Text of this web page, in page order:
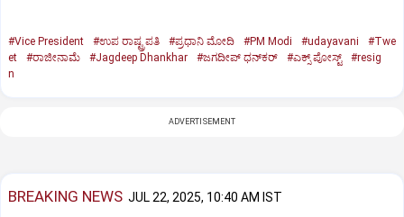
#Vice President #ಉಪ ರಾಷ್ಟ್ರಪತಿ #ಪ್ರಧಾನಿ ಮೋದಿ #PM Modi #udayavani
#Twe
et
#ರಾಜೀನಾಮೆ #Jagdeep Dhankhar #ಜಗದೀಪ್‌ ಧನ್‌ಕರ್‌ #ಎಕ್ಸ್‌ ಪೋಸ್ಟ್
#resig
n
ADVERTISEMENT
BREAKING NEWS JUL 22, 2025, 10:40 AM IST